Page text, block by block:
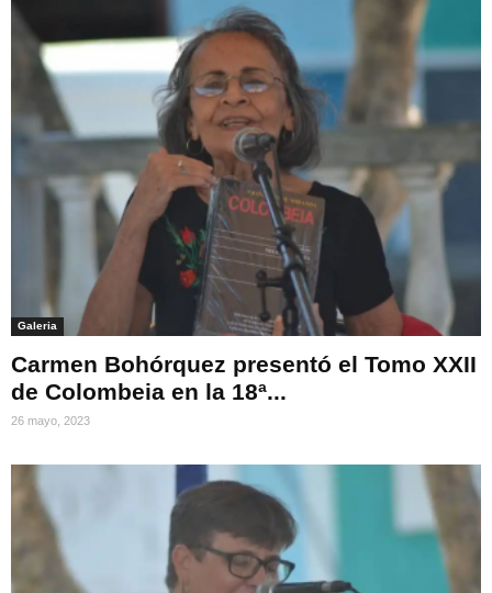
Galeria
Carmen Bohórquez presentó el Tomo XXII
de Colombeia en la 18ª...
26 mayo, 2023